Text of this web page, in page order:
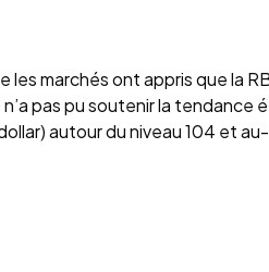
marchés ont appris que la
pas pu soutenir la
autour du niveau 104 et